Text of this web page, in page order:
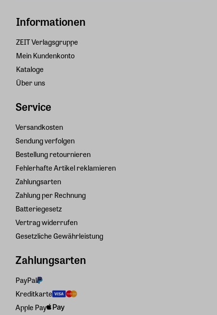
Informationen
ZEIT Verlagsgruppe
Mein Kundenkonto
Kataloge
Über uns
Service
Versandkosten
Sendung verfolgen
Bestellung retournieren
Fehlerhafte Artikel reklamieren
Zahlungsarten
Zahlung per Rechnung
Batteriegesetz
Vertrag widerrufen
Gesetzliche Gewährleistung
Zahlungsarten
PayPal
Kreditkarte
Apple Pay